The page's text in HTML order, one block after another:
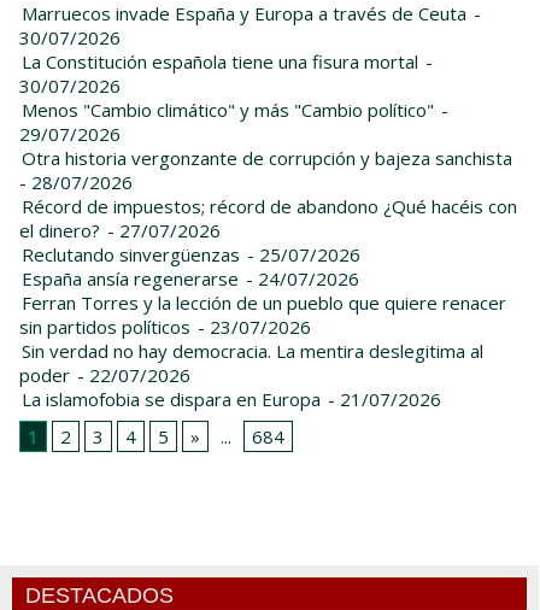
Marruecos invade España y Europa a través de Ceuta -
30/07/2026
La Constitución española tiene una fisura mortal -
30/07/2026
Menos "Cambio climático" y más "Cambio político" -
29/07/2026
Otra historia vergonzante de corrupción y bajeza sanchista
- 28/07/2026
Récord de impuestos; récord de abandono ¿Qué hacéis con
el dinero? - 27/07/2026
Reclutando sinvergüenzas - 25/07/2026
España ansía regenerarse - 24/07/2026
Ferran Torres y la lección de un pueblo que quiere renacer
sin partidos políticos - 23/07/2026
Sin verdad no hay democracia. La mentira deslegitima al
poder - 22/07/2026
La islamofobia se dispara en Europa - 21/07/2026
1
2 3 4 5 » ... 684
DESTACADOS